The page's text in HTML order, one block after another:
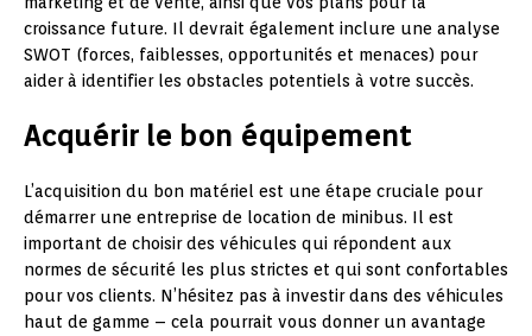
croissance future. Il devrait également inclure une analyse
SWOT (forces, faiblesses, opportunités et menaces) pour
aider à identifier les obstacles potentiels à votre succès.
Acquérir le bon équipement
L’acquisition du bon matériel est une étape cruciale pour
démarrer une entreprise de location de minibus. Il est
important de choisir des véhicules qui répondent aux
normes de sécurité les plus strictes et qui sont confortables
pour vos clients. N’hésitez pas à investir dans des véhicules
haut de gamme – cela pourrait vous donner un avantage